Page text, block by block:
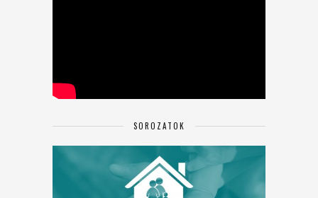
SOROZATOK